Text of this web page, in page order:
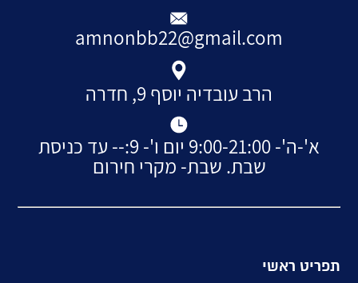
amnonbb22@gmail.com
הרב עובדיה יוסף 9, חדרה
א'-ה'- 9:00-21:00 יום ו'- 9:-- עד כניסת
שבת. שבת- מקרי חירום
תפריט ראשי